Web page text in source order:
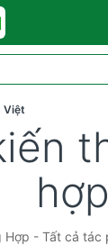
Việt
hợp
Hợp - Tất cả